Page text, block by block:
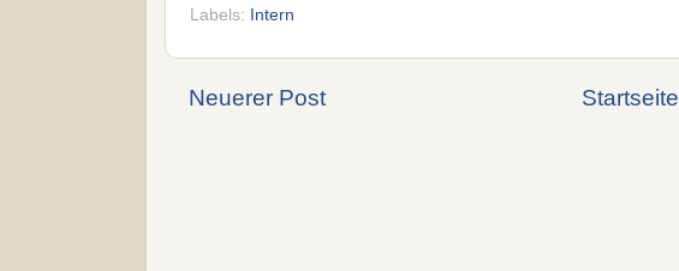
Labels: Intern
Neuerer Post Startseite